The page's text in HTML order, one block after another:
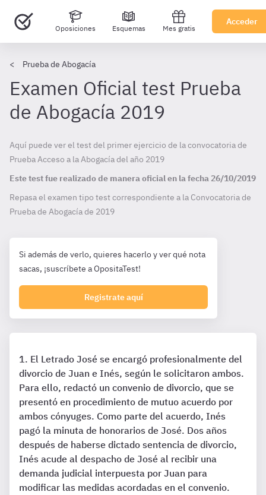
Oposiciones Esquemas Mes gratis
Acceder
Prueba de Abogacía
Examen Oficial test Prueba
de Abogacía 2019
Aquí puede ver el test del primer ejercicio de la convocatoria de
Prueba Acceso a la Abogacía del año 2019
Este test fue realizado de manera oficial en la fecha 26/10/2019
Repasa el examen tipo test correspondiente a la Convocatoria de
Prueba de Abogacía de 2019
Si además de verlo, quieres hacerlo y ver qué nota
sacas, ¡suscríbete a OpositaTest!
Registrate aquí
El Letrado José se encargó profesionalmente del
divorcio de Juan e Inés, según le solicitaron ambos.
Para ello, redactó un convenio de divorcio, que se
presentó en procedimiento de mutuo acuerdo por
ambos cónyuges. Como parte del acuerdo, Inés
pagó la minuta de honorarios de José. Dos años
después de haberse dictado sentencia de divorcio,
Inés acude al despacho de José al recibir una
demanda judicial interpuesta por Juan para
modificar las medidas acordadas en el convenio.